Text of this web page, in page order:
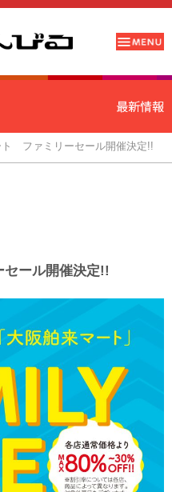
ト ファミリーセール開催決定!!
ール開催決定!!